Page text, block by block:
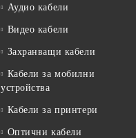
Аудио кабели
Видео кабели
Захранващи кабели
Кабели за мобилни
устройства
Кабели за принтери
Оптични кабели